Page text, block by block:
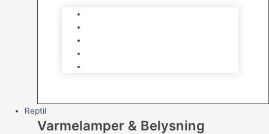
Reptil
Varmelamper & Belysning